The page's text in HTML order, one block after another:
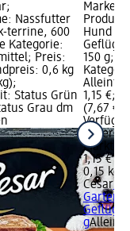
Nassfutter
terrine, 600
Kategorie:
Preis:
0,6 kg
Status Grün
Grau dm
Marke:
Hund
150 g;
1,15 €;
(7,67 €
Markt
1,15 €
0,15 kg
Cesar
Garten-
g